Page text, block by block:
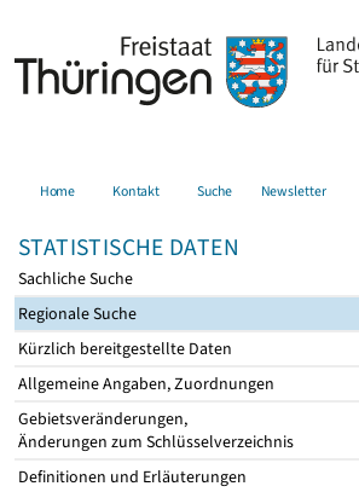
Home Kontakt Suche Newsletter
STATISTISCHE DATEN
Sachliche Suche
Regionale Suche
Kürzlich bereitgestellte Daten
Allgemeine Angaben, Zuordnungen
Gebietsveränderungen,
Änderungen zum Schlüsselverzeichnis
Definitionen und Erläuterungen